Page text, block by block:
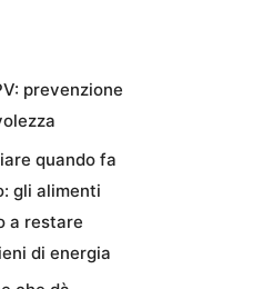
prevenzione
quando fa
gli alimenti
a restare
di energia